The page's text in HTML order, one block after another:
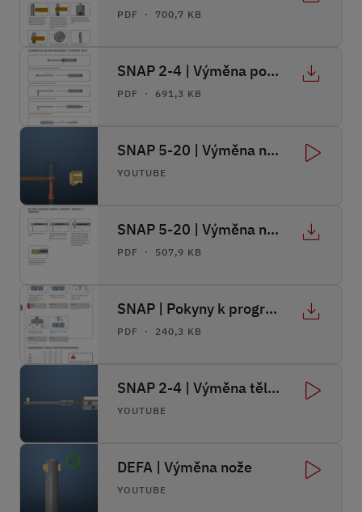
PDF ・ 700,7 KB
SNAP 2-4 | Výměna pouzdra čepele / ovládacího šroubu
PDF ・ 691,3 KB
SNAP 5-20 | Výměna nože
YOUTUBE
SNAP 5-20 | Výměna nože
PDF ・ 507,9 KB
SNAP | Pokyny k programování
PDF ・ 240,3 KB
SNAP 2-4 | Výměna těleso nože a ovládací čep
YOUTUBE
DEFA | Výměna nože
YOUTUBE